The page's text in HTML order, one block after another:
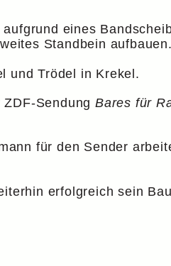
eines
Standbein aufbauen.
und Trödel in Krekel.
Sendung Bares für
für den Sender
erfolgreich sein